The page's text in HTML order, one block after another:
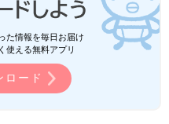
た情報を毎日お届け
使える無料アプリ
ロード